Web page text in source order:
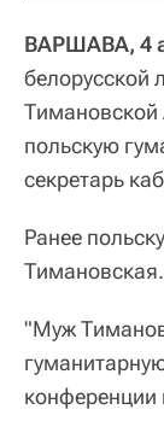
ВАРШАВА, 4
белорусской
Тимановской
польскую
секретарь
Ранее
Тимановская.
"Муж
конференции